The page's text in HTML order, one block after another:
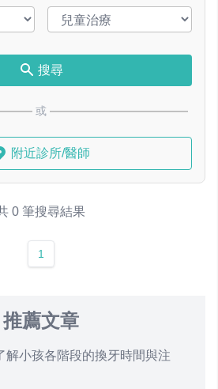
搜尋
或
附近診所/醫師
0 筆搜尋結果
1
推薦文章
解小孩各階段的換牙時間與注